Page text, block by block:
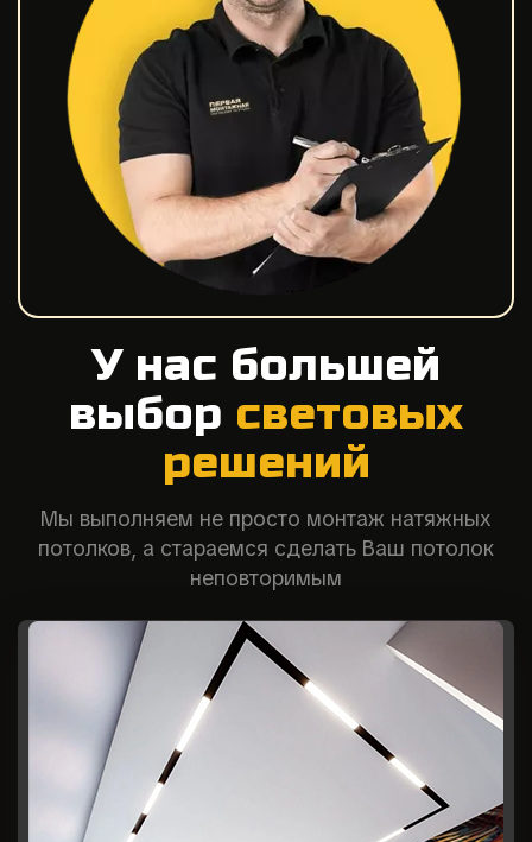
У нас большей
выбор световых
решений
Мы выполняем не просто монтаж натяжных
потолков, а стараемся сделать Ваш потолок
неповторимым